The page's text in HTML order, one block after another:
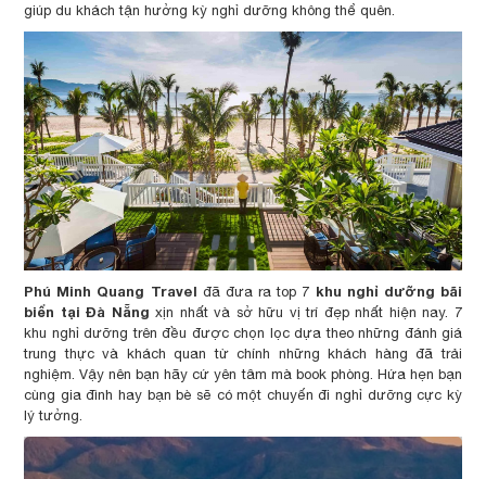
giúp du khách tận hưởng kỳ nghỉ dưỡng không thể quên.
Phú Minh Quang Travel đã đưa ra top 7 khu nghỉ dưỡng bãi
biển tại Đà Nẵng xịn nhất và sở hữu vị trí đẹp nhất hiện nay. 7
khu nghỉ dưỡng trên đều được chọn lọc dựa theo những đánh giá
trung thực và khách quan từ chính những khách hàng đã trải
nghiệm. Vậy nên bạn hãy cứ yên tâm mà book phòng. Hứa hẹn bạn
cùng gia đình hay bạn bè sẽ có một chuyến đi nghỉ dưỡng cực kỳ
lý tưởng.